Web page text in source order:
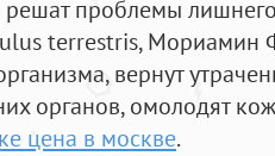
проблемы
terrestris, Мориамин
вернут
органов, омолодят
цена в москве.